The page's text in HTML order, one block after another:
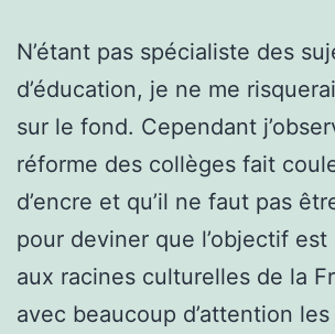
N’étant pas spécialiste des
d’éducation, je ne me
sur le fond. Cependant
réforme des collèges fait
d’encre et qu’il ne faut pas
pour deviner que l’objectif est
aux racines culturelles de la
avec beaucoup d’attention